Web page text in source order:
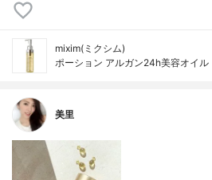
mixim(ミクシム)
ポーション アルガン24h美容オイル
美里